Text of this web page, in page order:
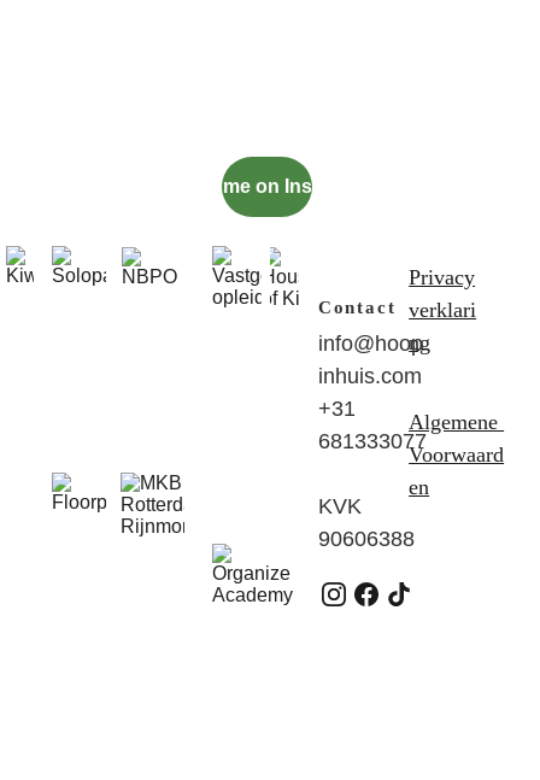
Follow me on Instagram
Privacy
verklari
ng
Contact
info@hoop
inhuis.com
+31
681333077
KVK
90606388
Algemene
Voorwaard
en